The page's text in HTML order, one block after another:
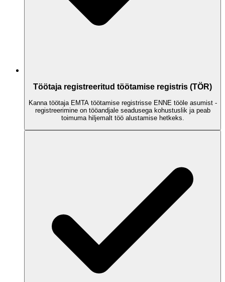
Töötaja registreeritud töötamise registris (TÖR)
Kanna töötaja EMTA töötamise registrisse ENNE tööle asumist -
registreerimine on tööandjale seadusega kohustuslik ja peab
toimuma hiljemalt töö alustamise hetkeks.